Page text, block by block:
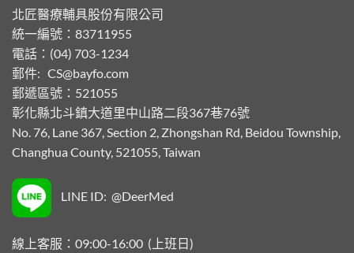
北匠醫療輔具股份有限公司
統一編號：83711955
電話：(04) 703-1234
郵件: CS@bayfo.com
郵遞區號：521055
彰化縣北斗鎮大道里中山路二段367巷76號
No. 76, Lane 367, Section 2, Zhongshan Rd, Beidou Township,
Changhua County, 521055, Taiwan
LINE ID: @DeerMed
線上客服：09:00-16:00 (上班日)